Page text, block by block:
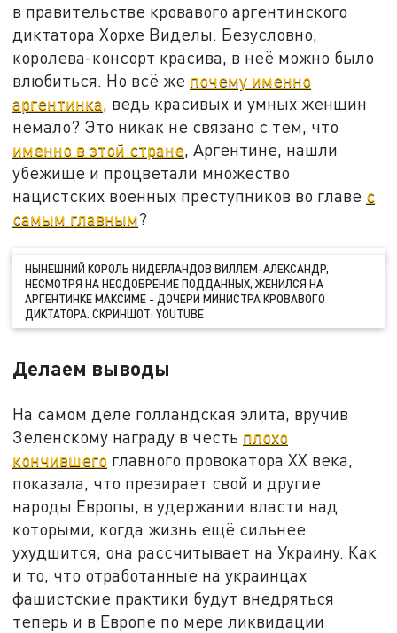
в правительстве кровавого аргентинского
диктатора Хорхе Виделы. Безусловно,
королева-консорт красива, в неё можно было
влюбиться. Но всё же почему именно
аргентинка, ведь красивых и умных женщин
немало? Это никак не связано с тем, что
именно в этой стране, Аргентине, нашли
убежище и процветали множество
нацистских военных преступников во главе с
самым главным?
НЫНЕШНИЙ КОРОЛЬ НИДЕРЛАНДОВ ВИЛЛЕМ-АЛЕКСАНДР,
НЕСМОТРЯ НА НЕОДОБРЕНИЕ ПОДДАННЫХ, ЖЕНИЛСЯ НА
АРГЕНТИНКЕ МАКСИМЕ - ДОЧЕРИ МИНИСТРА КРОВАВОГО
ДИКТАТОРА. СКРИНШОТ: YOUTUBE
Делаем выводы
На самом деле голландская элита, вручив
Зеленскому награду в честь плохо
кончившего главного провокатора ХХ века,
показала, что презирает свой и другие
народы Европы, в удержании власти над
которыми, когда жизнь ещё сильнее
ухудшится, она рассчитывает на Украину. Как
и то, что отработанные на украинцах
фашистские практики будут внедряться
теперь и в Европе по мере ликвидации